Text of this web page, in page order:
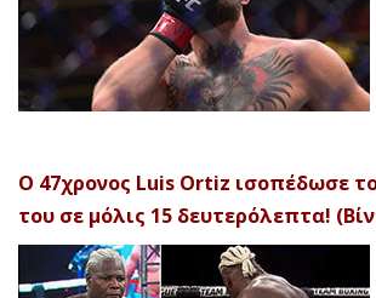
Ο 47χρονος Luis Ortiz ισοπέδωσε
του σε μόλις 15 δευτερόλεπτα!